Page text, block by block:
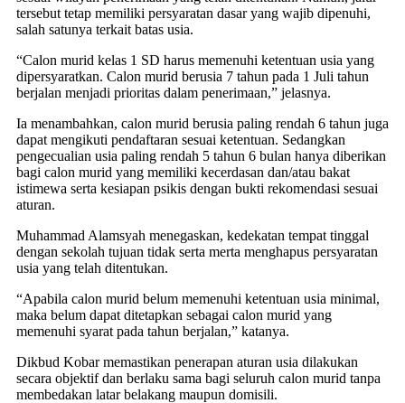
tersebut tetap memiliki persyaratan dasar yang wajib dipenuhi,
salah satunya terkait batas usia.
“Calon murid kelas 1 SD harus memenuhi ketentuan usia yang
dipersyaratkan. Calon murid berusia 7 tahun pada 1 Juli tahun
berjalan menjadi prioritas dalam penerimaan,” jelasnya.
Ia menambahkan, calon murid berusia paling rendah 6 tahun juga
dapat mengikuti pendaftaran sesuai ketentuan. Sedangkan
pengecualian usia paling rendah 5 tahun 6 bulan hanya diberikan
bagi calon murid yang memiliki kecerdasan dan/atau bakat
istimewa serta kesiapan psikis dengan bukti rekomendasi sesuai
aturan.
Muhammad Alamsyah menegaskan, kedekatan tempat tinggal
dengan sekolah tujuan tidak serta merta menghapus persyaratan
usia yang telah ditentukan.
“Apabila calon murid belum memenuhi ketentuan usia minimal,
maka belum dapat ditetapkan sebagai calon murid yang
memenuhi syarat pada tahun berjalan,” katanya.
Dikbud Kobar memastikan penerapan aturan usia dilakukan
secara objektif dan berlaku sama bagi seluruh calon murid tanpa
membedakan latar belakang maupun domisili.